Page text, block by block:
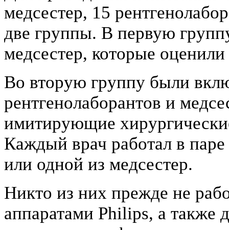
медсестер, 15
две группы. В первую
медсестер, которые
Во вторую группу были
рентгенолаборантов и
имитирующие
Каждый врач работал в
или одной из медсестер.
Никто из них прежде не
аппаратами Philips, а